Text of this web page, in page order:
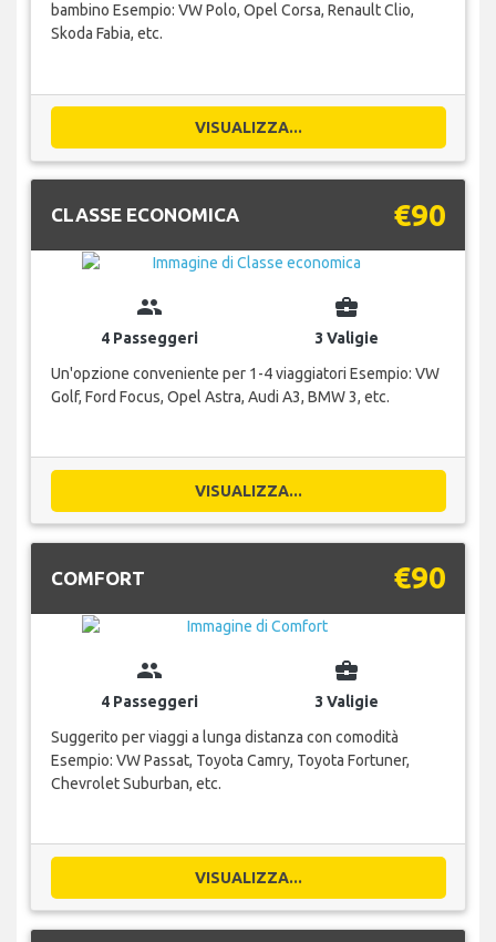
bambino Esempio: VW Polo, Opel Corsa, Renault Clio,
Skoda Fabia, etc.
VISUALIZZA...
CLASSE ECONOMICA €90
group
4 Passeggeri
business_center
3 Valigie
Un'opzione conveniente per 1-4 viaggiatori Esempio: VW
Golf, Ford Focus, Opel Astra, Audi A3, BMW 3, etc.
VISUALIZZA...
COMFORT €90
group
4 Passeggeri
business_center
3 Valigie
Suggerito per viaggi a lunga distanza con comodità
Esempio: VW Passat, Toyota Camry, Toyota Fortuner,
Chevrolet Suburban, etc.
VISUALIZZA...